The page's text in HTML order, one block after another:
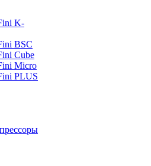
K-
BSC
Cube
Micro
PLUS